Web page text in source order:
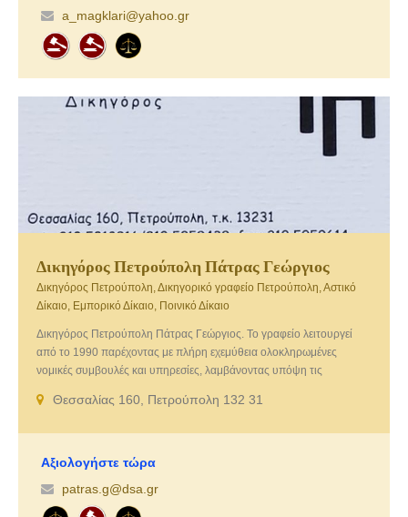
στη λύση του προβλήματός σας!
a_magklari@yahoo.gr
Δικηγόρος Πετρούπολη Πάτρας Γεώργιος
Δικηγόρος Πετρούπολη, Δικηγορικό γραφείο Πετρούπολη, Αστικό
Δίκαιο, Εμπορικό Δίκαιο, Ποινικό Δίκαιο
Δικηγόρος Πετρούπολη Πάτρας Γεώργιος. Το γραφείο λειτουργεί
από το 1990 παρέχοντας με πλήρη εχεμύθεια ολοκληρωμένες
νομικές συμβουλές και υπηρεσίες, λαμβάνοντας υπόψη τις
συμβουλών και υπηρεσιών καλύπτει τους τομείς του δικαίου με τους
Θεσσαλίας 160, Πετρούπολη 132 31
Αξιολογήστε τώρα
patras.g@dsa.gr